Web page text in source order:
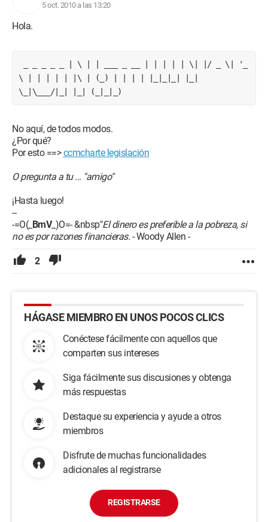
5 oct. 2010 a las 13:20
Hola.
\ | | | | | |\ | (_) | | | | |_|_|_| |_|
\_|\___/|_| |_| (_|_|_)
No aquí, de todos modos.
¿Por qué?
Por esto ==>ccmcharte legislación
O pregunta a tu ... "amigo"
¡Hasta luego!
--
-=O(_ BmV_)O=- &nbsp"El dinero es preferible a la pobreza, si
no es por razones financieras. - Woody Allen -
2
HÁGASE MIEMBRO EN UNOS POCOS CLICS
Conéctese fácilmente con aquellos que
comparten sus intereses
Siga fácilmente sus discusiones y obtenga
más respuestas
Destaque su experiencia y ayude a otros
miembros
Disfrute de muchas funcionalidades
adicionales al registrarse
REGISTRARSE